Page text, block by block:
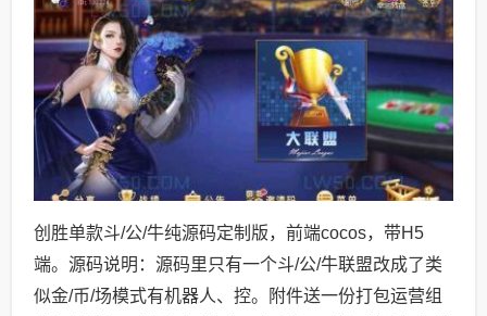
创胜单款斗/公/牛纯源码定制版，前端cocos，带H5
端。源码说明：源码里只有一个斗/公/牛联盟改成了类
似金/币/场模式有机器人、控。附件送一份打包运营组